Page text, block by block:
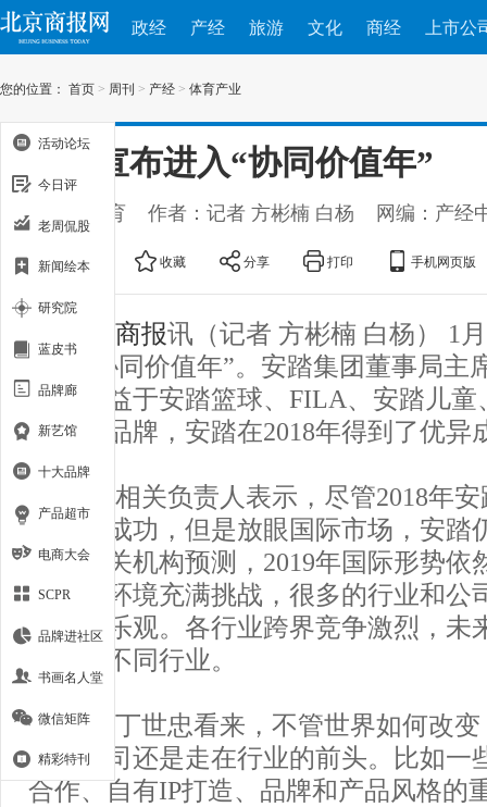
政经 产经 旅游 文化 商经 上市公
您的位置： 首页 > 周刊 > 产经 > 体育产业
安踏宣布进入“协同价值年”
出处：体育 作者：记者 方彬楠 白杨 网编：产经
大 中 收藏 分享 打印 手机网页版
北京商报讯（记者 方彬楠 白杨） 1
进入“协同价值年”。安踏集团董事局主
称，得益于安踏篮球、FILA、安踏儿童
电商等品牌，安踏在2018年得到了优异
安踏相关负责人表示，尽管2018年
场上的成功，但是放眼国际市场，安踏
足。相关机构预测，2019年国际形势依
观经济环境充满挑战，很多的行业和公
势不容乐观。各行业跨界竞争激烈，未
能来自不同行业。
但在丁世忠看来，不管世界如何改
牌和公司还是走在行业的前头。比如一
合作、自有IP打造、品牌和产品风格的
活动论坛
今日评
老周侃股
新闻绘本
研究院
蓝皮书
品牌廊
新艺馆
十大品牌
产品超市
电商大会
SCPR
品牌进社区
书画名人堂
微信矩阵
精彩特刊